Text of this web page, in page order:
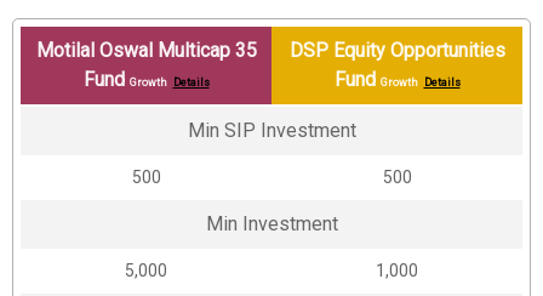
Motilal Oswal Multicap 35
Fund Growth Details
DSP Equity Opportunities
Fund Growth Details
Min SIP Investment
₹500 ₹500
Min Investment
₹5,000 ₹1,000